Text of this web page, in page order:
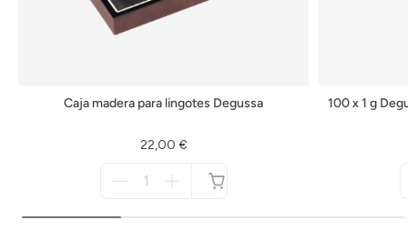
Caja madera para lingotes Degussa
22,00 €
disponible
100 x 1 g